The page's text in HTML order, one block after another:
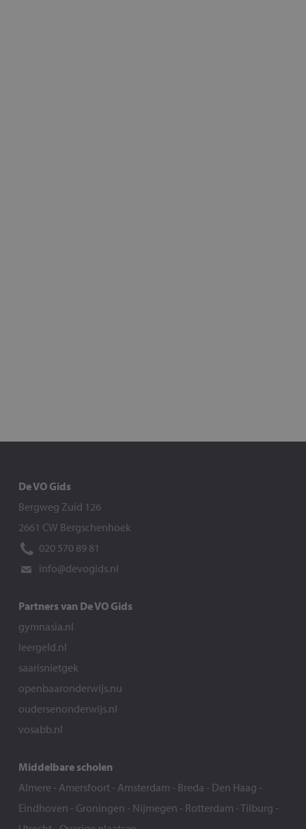
De VO Gids
Bergweg Zuid 126
2661 CW Bergschenhoek
020 570 89 81
info@devogids.nl
Partners van De VO Gids
gymnasia.nl
leergeld.nl
saarisnietgek
openbaaronderwijs.nu
oudersenonderwijs.nl
vosabb.nl
Middelbare scholen
Almere - Amersfoort- Amsterdam - Breda - Den Haag -
Eindhoven - Groningen - Nijmegen - Rotterdam -Tilburg -